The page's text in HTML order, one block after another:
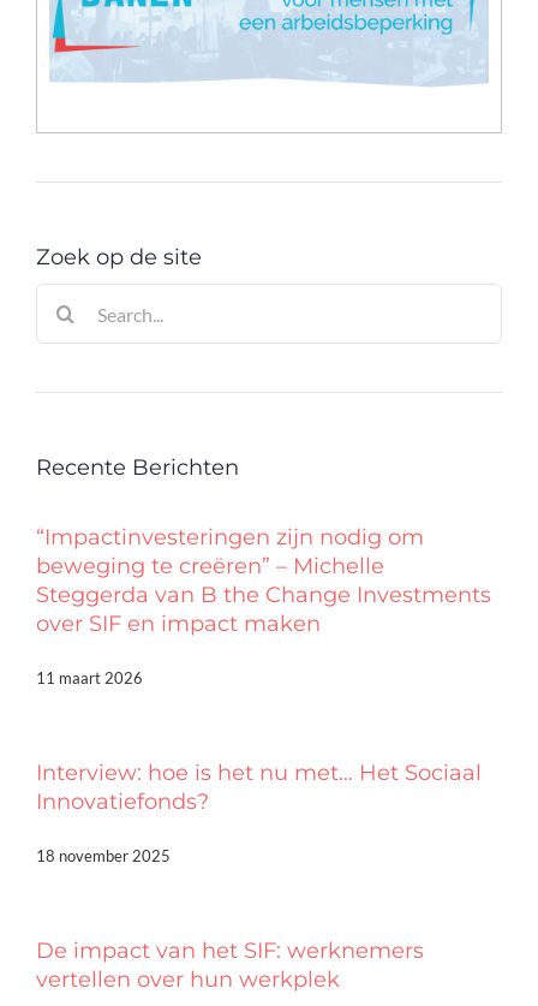
Zoek op de site
Zoeken
naar:
Recente Berichten
“Impactinvesteringen zijn nodig om
beweging te creëren” – Michelle
Steggerda van B the Change Investments
over SIF en impact maken
11 maart 2026
Interview: hoe is het nu met… Het Sociaal
Innovatiefonds?
18 november 2025
De impact van het SIF: werknemers
vertellen over hun werkplek